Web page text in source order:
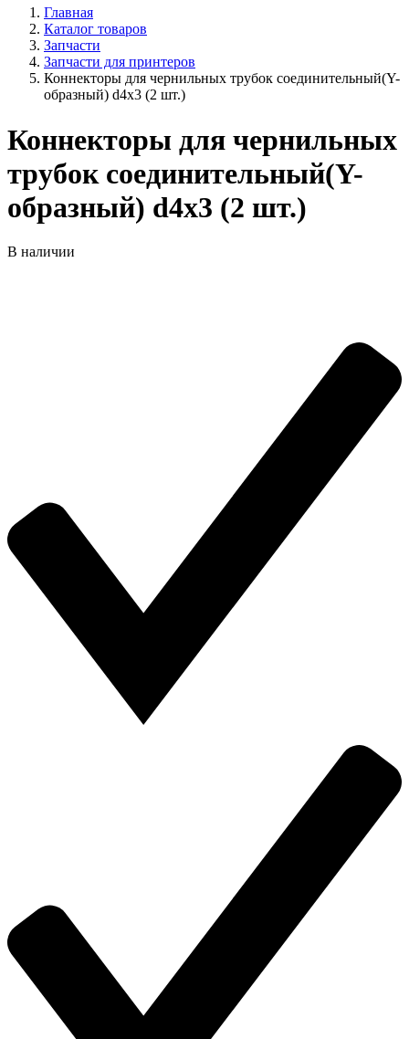
Главная
Каталог товаров
Запчасти
Запчасти для принтеров
Коннекторы для чернильных трубок соединительный(Y-
образный) d4х3 (2 шт.)
Коннекторы для чернильных
трубок соединительный(Y-
образный) d4х3 (2 шт.)
В наличии